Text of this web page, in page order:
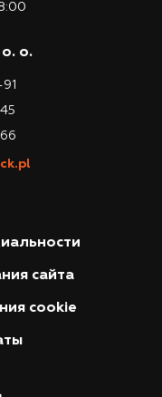
сайта
cookie
o.